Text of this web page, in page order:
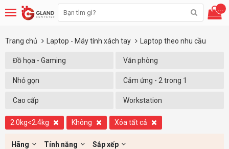
...
Trang chủ Laptop - Máy tính xách tay Laptop theo nhu cầu
Đồ họa - Gaming Văn phòng
Nhỏ gọn Cảm ứng - 2 trong 1
Cao cấp Workstation
2.0kg<2.4kg Không Xóa tất cả
Hãng Tính năng Sắp xếp